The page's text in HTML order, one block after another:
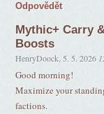
Odpovědět
Mythic+ Carry
Boosts
HenryDoock 5. 5. 2026
Good morning!
Maximize your
factions.